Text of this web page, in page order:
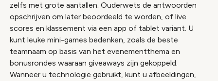
zelfs met grote aantallen. Ouderwets de antwoorden
opschrijven om later beoordeeld te worden, of live
scores en klassement via een app of tablet variant. U
kunt leuke mini-games bedenken, zoals de beste
teamnaam op basis van het evenementthema en
bonusrondes waaraan giveaways zijn gekoppeld.
Wanneer u technologie gebruikt, kunt u afbeeldingen,